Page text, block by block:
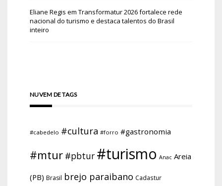
Eliane Regis em Transformatur 2026 fortalece rede
nacional do turismo e destaca talentos do Brasil
inteiro
NUVEM DE TAGS
#cabedelo #cultura #forro #gastronomia
#mtur #pbtur #turismo Anac Areia
(PB) Brasil brejo paraibano Cadastur